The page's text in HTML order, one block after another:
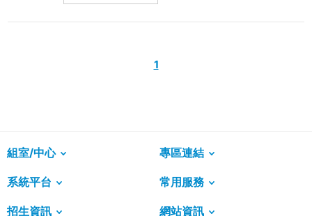
1
組室/中心 專區連結
系統平台 常用服務
招生資訊 網站資訊